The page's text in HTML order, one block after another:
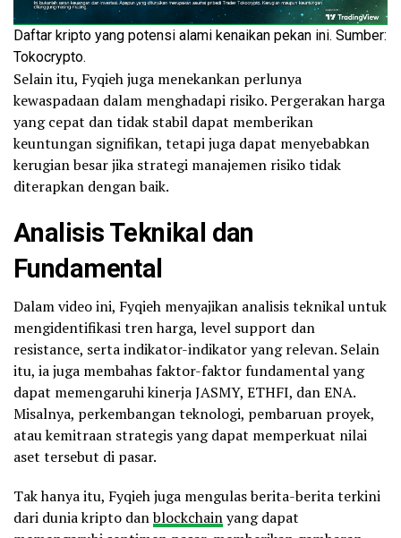
Daftar kripto yang potensi alami kenaikan pekan ini. Sumber:
Tokocrypto.
Selain itu, Fyqieh juga menekankan perlunya
kewaspadaan dalam menghadapi risiko. Pergerakan harga
yang cepat dan tidak stabil dapat memberikan
keuntungan signifikan, tetapi juga dapat menyebabkan
kerugian besar jika strategi manajemen risiko tidak
diterapkan dengan baik.
Analisis Teknikal dan
Fundamental
Dalam video ini, Fyqieh menyajikan analisis teknikal untuk
mengidentifikasi tren harga, level support dan
resistance, serta indikator-indikator yang relevan. Selain
itu, ia juga membahas faktor-faktor fundamental yang
dapat memengaruhi kinerja JASMY, ETHFI, dan ENA.
Misalnya, perkembangan teknologi, pembaruan proyek,
atau kemitraan strategis yang dapat memperkuat nilai
aset tersebut di pasar.
Tak hanya itu, Fyqieh juga mengulas berita-berita terkini
dari dunia kripto danblockchainyang dapat